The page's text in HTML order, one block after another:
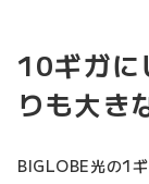
10ギガに
りも大き
BIGLOBE光の1